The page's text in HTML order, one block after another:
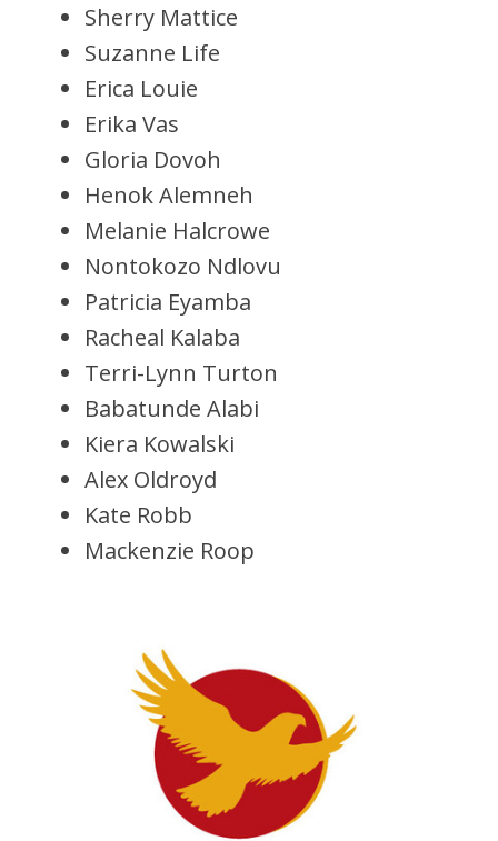
Sherry Mattice
Suzanne Life
Erica Louie
Erika Vas
Gloria Dovoh
Henok Alemneh
Melanie Halcrowe
Nontokozo Ndlovu
Patricia Eyamba
Racheal Kalaba
Terri-Lynn Turton
Babatunde Alabi
Kiera Kowalski
Alex Oldroyd
Kate Robb
Mackenzie Roop